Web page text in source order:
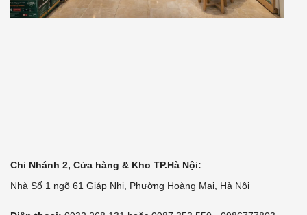
Chi Nhánh 2, Cửa hàng & Kho TP.Hà Nội:
Nhà Số 1 ngõ 61 Giáp Nhị, Phường Hoàng Mai, Hà Nội